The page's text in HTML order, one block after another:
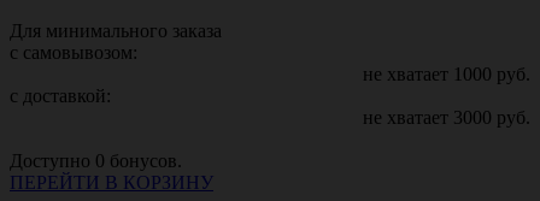
Для минимального заказа
с самовывозом:
не хватает 1000 руб.
с доставкой:
не хватает 3000 руб.
Доступно 0 бонусов.
ПЕРЕЙТИ В КОРЗИНУ